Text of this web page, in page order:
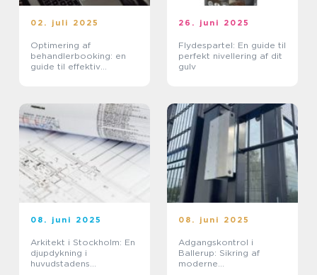
02. juli 2025
Optimering af
behandlerbooking: en
guide til effektiv
26. juni 2025
Flydespartel: En guide til
perfekt nivellering af dit
gulv
08. juni 2025
Arkitekt i Stockholm: En
djupdykning i
huvudstadens
08. juni 2025
Adgangskontrol i
Ballerup: Sikring af
moderne